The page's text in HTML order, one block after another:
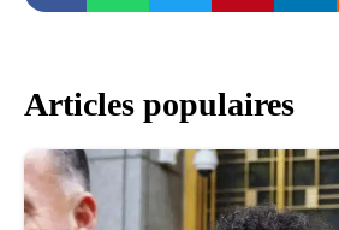
Articles populaires